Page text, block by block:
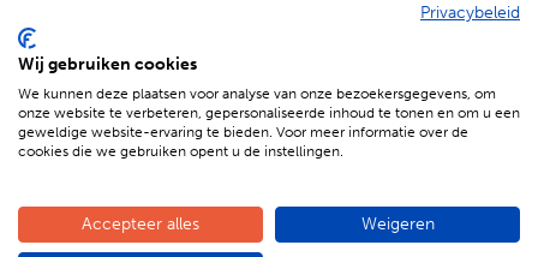
Compleet is ook écht compleet!
Privacybeleid
Wij gebruiken cookies
We kunnen deze plaatsen voor analyse van onze bezoekersgegevens, om
onze website te verbeteren, gepersonaliseerde inhoud te tonen en om u een
geweldige website-ervaring te bieden. Voor meer informatie over de
cookies die we gebruiken opent u de instellingen.
Accepteer alles Weigeren